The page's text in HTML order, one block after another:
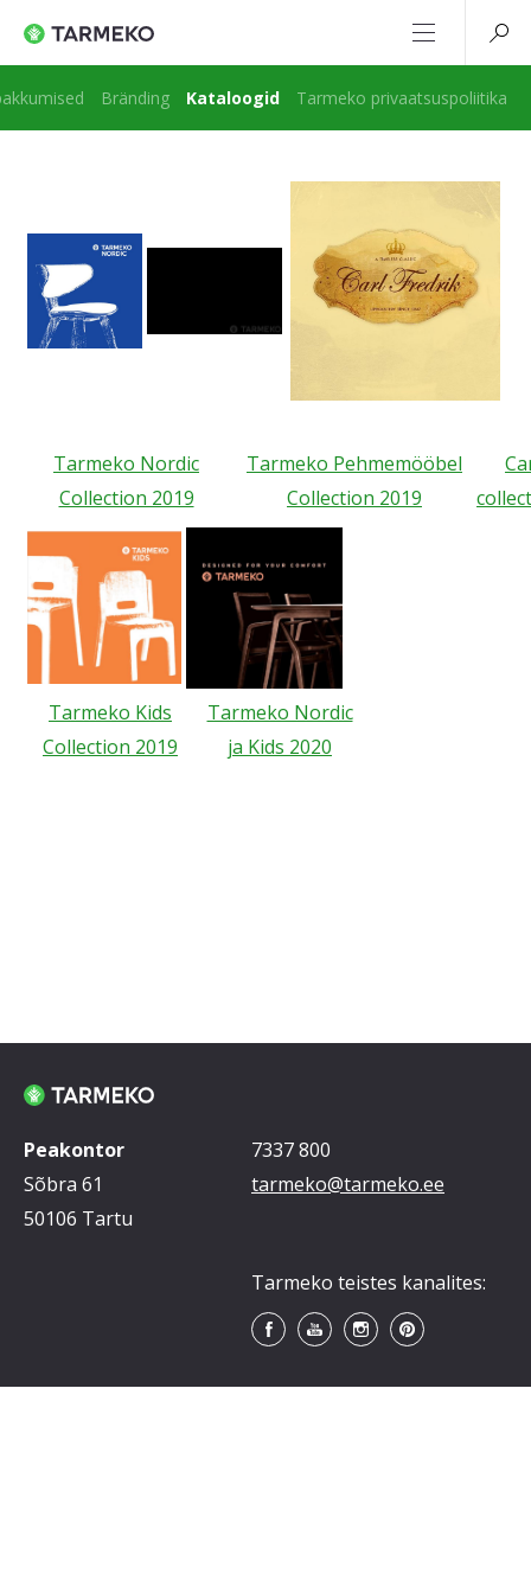
Bränding Kataloogid Tarmeko privaatsuspoliitika
Tarmeko Nordic
Collection 2019
Tarmeko Pehmemööbel
Collection 2019
Tarmeko Kids
Collection 2019
Tarmeko Nordic
ja Kids 2020
Peakontor
Sõbra 61
50106 Tartu
7337 800
tarmeko@tarmeko.ee
Tarmeko teistes kanalites: